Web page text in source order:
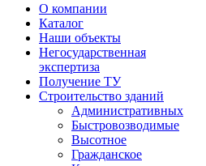
О компании
Каталог
Наши объекты
Негосударственная
экспертиза
Получение ТУ
Строительство зданий
Административных
Быстровозводимые
Высотное
Гражданское